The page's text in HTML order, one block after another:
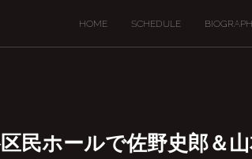
HOME SCHEDULE
民ホールで佐野史郎＆